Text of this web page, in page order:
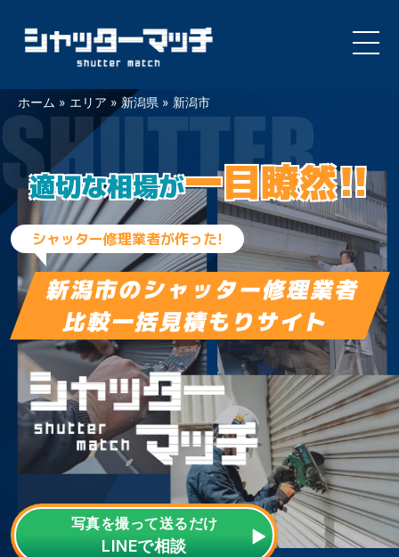
Skip
to
content
ホーム » エリア » 新潟県 » 新潟市
適切な相場が一目瞭然!!
シャッター修理業者が作った!
新潟市のシャッター修理業者
比較一括見積もりサイト
写真を撮って送るだけ
LINEで相談